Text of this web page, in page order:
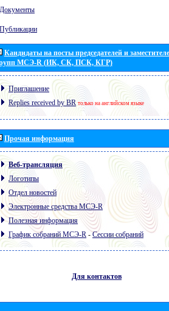
Документы
Публикации
Кандидаты на посты председателей и
МСЭ-R (ИК, СК, ПСК, КГР)
Приглашение
Replies received by BR только на английском языке
Прочая информация
Веб-трансляция
Логотипы
Отдел новостей
Электронные средства МСЭ-R
Полезная информация
График собраний МСЭ-R -Сессии собраний
Для контактов